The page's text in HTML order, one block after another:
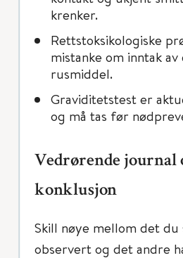
krenker.
Rettstoksikologiske
mistanke om inntak
rusmiddel.
Graviditetstest er
og må tas før
Vedrørende journal
konklusjon
Skill nøye mellom det du
observert og det andre